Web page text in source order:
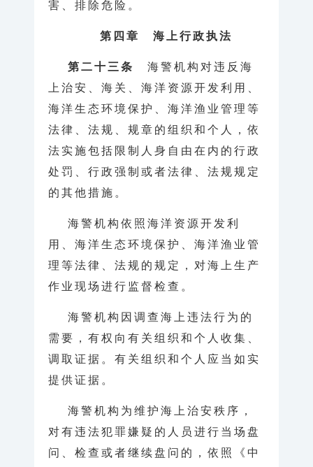
害、排除危险。
第四章 海上行政执法
第二十三条
海警机构对违反海
上治安、海关、海洋资源开发利用、
海洋生态环境保护、海洋渔业管理等
法律、法规、规章的组织和个人，依
法实施包括限制人身自由在内的行政
处罚、行政强制或者法律、法规规定
的其他措施。
海警机构依照海洋资源开发利
用、海洋生态环境保护、海洋渔业管
理等法律、法规的规定，对海上生产
作业现场进行监督检查。
海警机构因调查海上违法行为的
需要，有权向有关组织和个人收集、
调取证据。有关组织和个人应当如实
提供证据。
海警机构为维护海上治安秩序，
对有违法犯罪嫌疑的人员进行当场盘
问、检查或者继续盘问的，依照《中